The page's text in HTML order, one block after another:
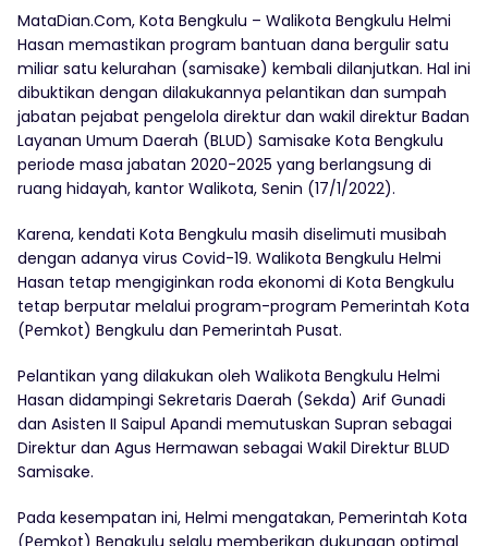
MataDian.Com, Kota Bengkulu – Walikota Bengkulu Helmi
Hasan memastikan program bantuan dana bergulir satu
miliar satu kelurahan (samisake) kembali dilanjutkan. Hal ini
dibuktikan dengan dilakukannya pelantikan dan sumpah
jabatan pejabat pengelola direktur dan wakil direktur Badan
Layanan Umum Daerah (BLUD) Samisake Kota Bengkulu
periode masa jabatan 2020-2025 yang berlangsung di
ruang hidayah, kantor Walikota, Senin (17/1/2022).
Karena, kendati Kota Bengkulu masih diselimuti musibah
dengan adanya virus Covid-19. Walikota Bengkulu Helmi
Hasan tetap mengiginkan roda ekonomi di Kota Bengkulu
tetap berputar melalui program-program Pemerintah Kota
(Pemkot) Bengkulu dan Pemerintah Pusat.
Pelantikan yang dilakukan oleh Walikota Bengkulu Helmi
Hasan didampingi Sekretaris Daerah (Sekda) Arif Gunadi
dan Asisten II Saipul Apandi memutuskan Supran sebagai
Direktur dan Agus Hermawan sebagai Wakil Direktur BLUD
Samisake.
Pada kesempatan ini, Helmi mengatakan, Pemerintah Kota